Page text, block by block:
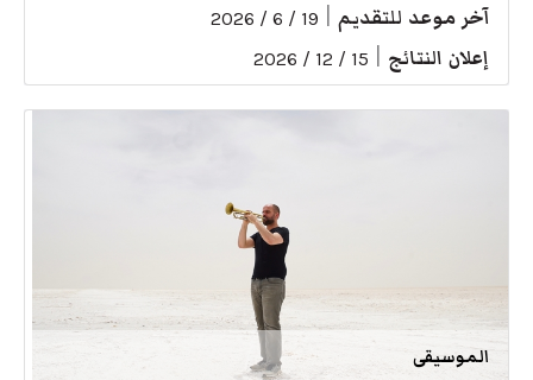
آخر موعد للتقديم 19 / 6 / 2026
إعلان النتائج 15 / 12 / 2026
الموسيقى